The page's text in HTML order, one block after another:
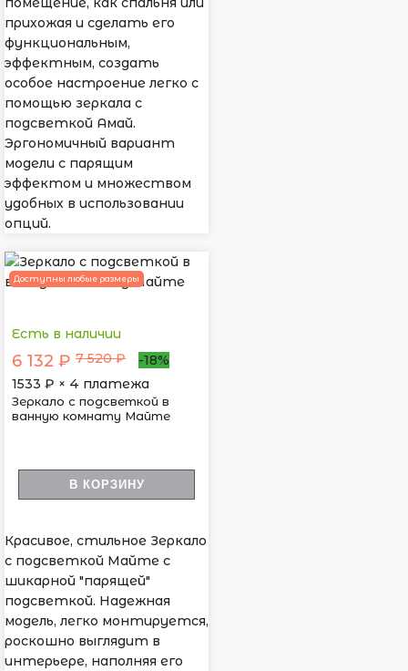
прихожая и сделать его
функциональным,
эффектным, создать
особое настроение легко с
помощью зеркала с
подсветкой Амай.
Эргономичный вариант
модели с парящим
эффектом и множеством
удобных в использовании
опций.
Доступны любые размеры
Есть в наличии
6 132 ₽ 7 520 ₽
-18%
1533 ₽ × 4 платежа
Зеркало с подсветкой в
ванную комнату Майте
В КОРЗИНУ
Красивое, стильное Зеркало
с подсветкой Майте с
шикарной "парящей"
подсветкой. Надежная
модель, легко монтируется,
роскошно выглядит в
интерьере, наполняя его